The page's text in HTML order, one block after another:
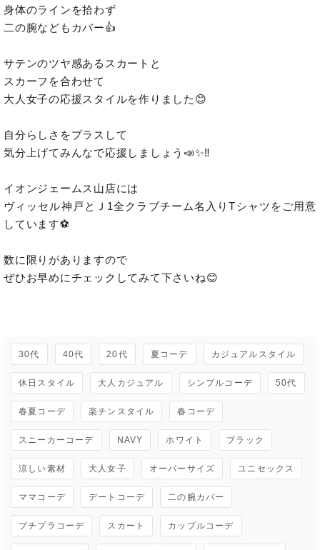
身体のラインを拾わず
二の腕などもカバー👍
サテンのツヤ感あるスカートと
スカーフを合わせて
大人女子の応援スタイルを作りました😊
自分らしさをプラスして
気分上げてみんなで応援しましょう📣✨‼️
イオンジェームス山店には
ヴィッセル神戸とＪ1全クラブチーム名入りTシャツをご用意
しています⚽️
数に限りがありますので
ぜひお早めにチェックしてみて下さいね😊
30代 40代 20代 夏コーデ カジュアルスタイル
休日スタイル 大人カジュアル シンプルコーデ 50代
春夏コーデ 楽チンスタイル 春コーデ
スニーカーコーデ NAVY ホワイト ブラック
涼しい素材 大人女子 オーバーサイズ ユニセックス
ママコーデ デートコーデ 二の腕カバー
プチプラコーデ スカート カップルコーデ